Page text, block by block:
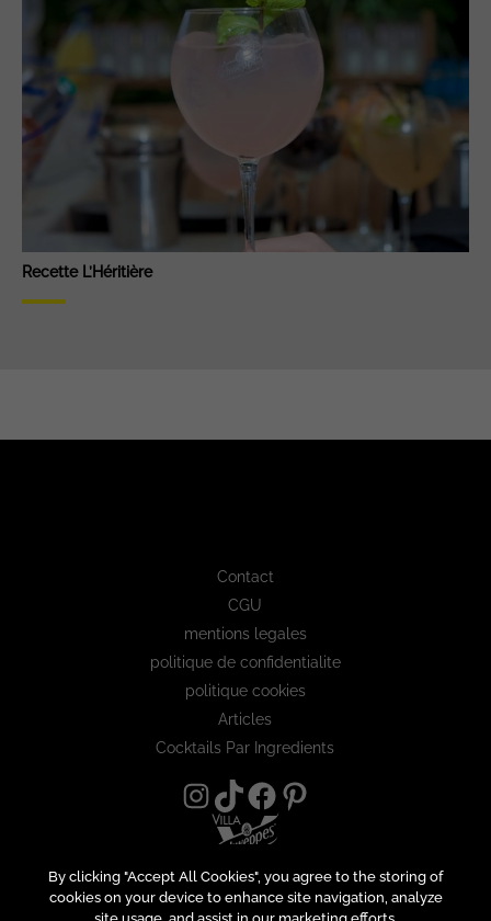
Recette L’Héritière
Contact
CGU
mentions legales
politique de confidentialite
politique cookies
Articles
Cocktails Par Ingredients
By clicking "Accept All Cookies", you agree to the storing of
cookies on your device to enhance site navigation, analyze